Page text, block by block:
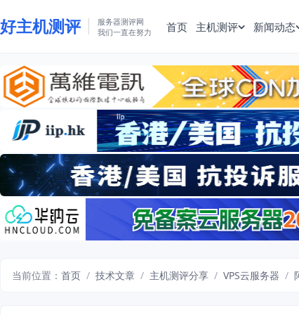
好主机测评
服务器测评网
我们一直在努力
首页 主机测评 新闻动态
当前位置： 首页 / 技术文章 / 主机测评分享 / VPS云服务器 /